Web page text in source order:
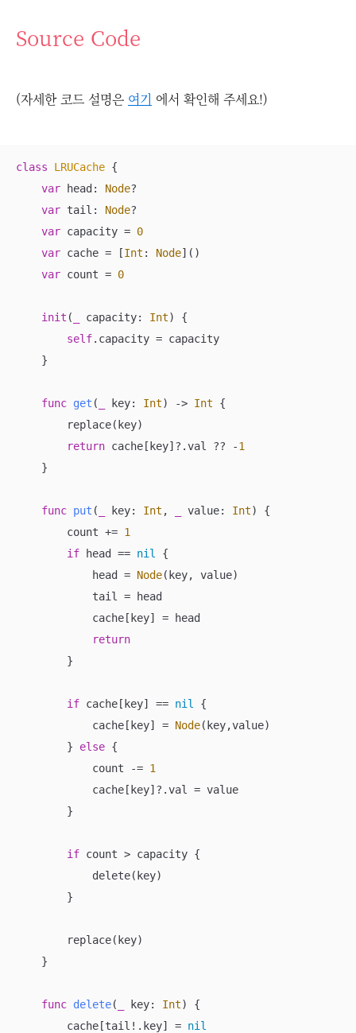
Source Code
(자세한 코드 설명은 여기 에서 확인해 주세요!)
class LRUCache {
var head: Node?
var tail: Node?
var capacity = 0
var cache = [Int : Node]()
var count = 0
init ( capacity: Int)
{
self.capacity = capacity
    }
func get ( key: Int) -> Int {
        replace(key)
return cache[key] ? .val ?? -1
    }
func put ( key: Int , value: Int)
{
        count
+= 1
if head == nil
{
            head
= Node(key, value)
            tail
= head
            cache[key]
= head
return
        }
if cache[key] == nil
{
            cache[key]
= Node(key,value)
        }
else {
            count
-= 1
            cache[key]
? .val = value
        }
if count > capacity {
            delete(key)
        }
        replace(key)
    }
func delete( key: Int)
{
        cache[tail
! .key] = nil